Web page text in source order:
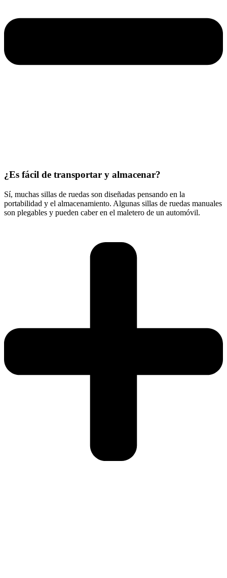
¿Es fácil de transportar y almacenar?
Sí, muchas sillas de ruedas son diseñadas pensando en la
portabilidad y el almacenamiento. Algunas sillas de ruedas manuales
son plegables y pueden caber en el maletero de un automóvil.